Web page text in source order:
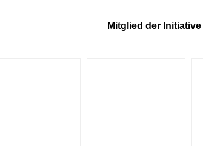
Mitglied der Initiative